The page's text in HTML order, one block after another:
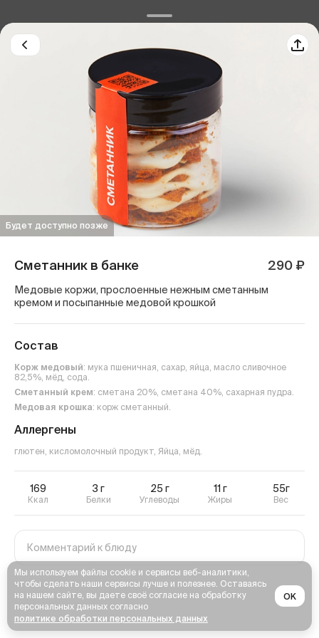
Будет доступно позже
Сметанник в банке 290 ₽
Медовые коржи, прослоенные нежным сметанным
кремом и посыпанные медовой крошкой
Состав
Корж медовый: мука пшеничная, сахар, яйца, масло сливочное
82,5%, мёд, сода.
Сметанный крем: сметана 20%, сметана 40%, сахарная пудра.
Медовая крошка: корж сметанный.
Аллергены
глютен, кисломолочный продукт, Яйца, мёд
169
Ккал
3 г
Белки
25 г
Углеводы
11 г
Жиры
55г
Вес
Мы используем файлы cookie и сервисы веб-аналитики,
чтобы сделать наши сервисы лучше и полезнее. Оставаясь
на нашем сайте, вы даете своё согласие на обработку
персональных данных согласно
политике обработки персональных данных
OK